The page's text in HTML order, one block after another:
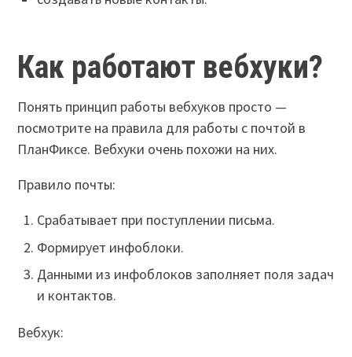
Как работают вебхуки?
Понять принцип работы вебхуков просто —
посмотрите на правила для работы с почтой в
ПланФиксе. Вебхуки очень похожи на них.
Правило почты:
Срабатывает при поступлении письма.
Формирует инфоблоки.
Данными из инфоблоков заполняет поля задач
и контактов.
Вебхук: